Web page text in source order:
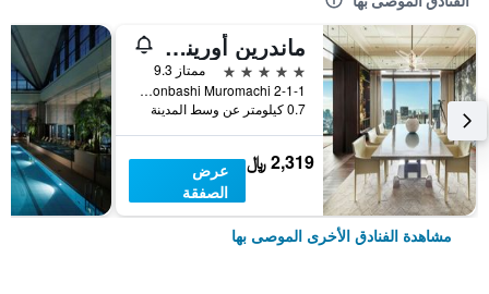
ماندرين أورينتال، طوكيو
5 نجوم
ممتاز 9.3
2-1-1 Nihonbashi Muromachi, طوكيو, اليابان
0.7 كيلومتر عن وسط المدينة
2,319 ﷼
عرض
الصفقة
مشاهدة الفنادق الأخرى الموصى بها